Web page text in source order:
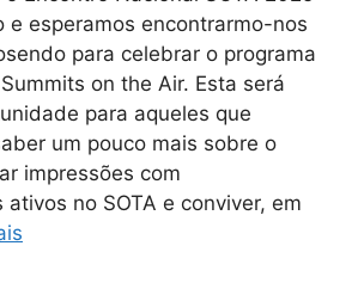
e esperamos encontrarmo-nos
para celebrar o programa
on the Air. Esta será
para aqueles que
um pouco mais sobre o
impressões com
no SOTA e conviver, em